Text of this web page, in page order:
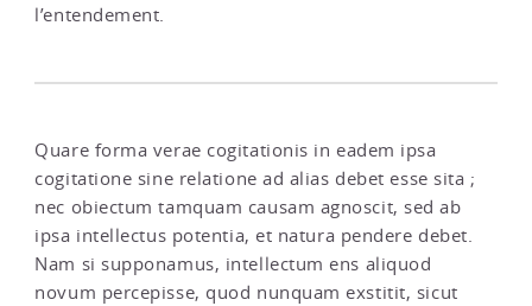
l’entendement.
Quare forma verae cogitationis in eadem ipsa
cogitatione sine relatione ad alias debet esse sita ;
nec obiectum tamquam causam agnoscit, sed ab
ipsa intellectus potentia, et natura pendere debet.
Nam si supponamus, intellectum ens aliquod
novum percepisse, quod nunquam exstitit, sicut